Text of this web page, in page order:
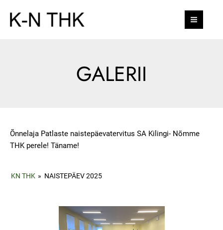
content
MAIN
GALERII
Õnnelaja Patlaste naistepäevatervitus SA Kilingi- Nõmme
THK perele! Täname!
KN THK » NAISTEPÄEV 2025